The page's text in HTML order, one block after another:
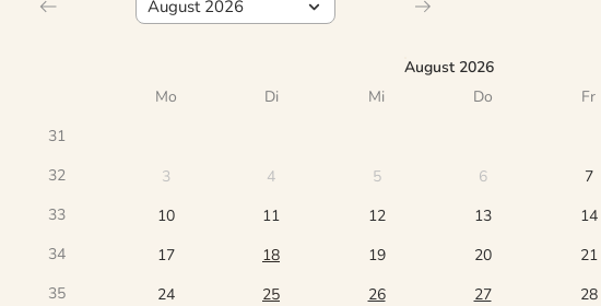
August 2026
Mo
Di Mi Do Fr
31
32
3 4 5 6 7
33
10 11 12 13 14
34
17 18 19 20 21
35
24 25 26 27 28